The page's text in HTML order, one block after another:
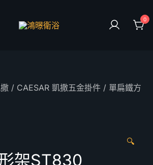
0
/ CAESAR 凱撒五金掛件 / 單扁鐵方
🔍
架ST830